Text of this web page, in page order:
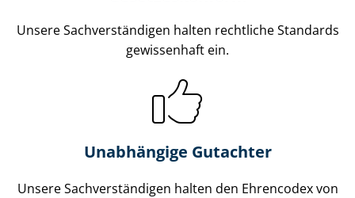
Unsere Sach­ver­stän­di­gen halten rechtliche Standards
gewissenhaft ein.
Unabhängige Gutachter
Unsere Sach­ver­stän­di­gen halten den Ehrencodex von